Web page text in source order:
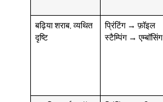
बढ़िया शराब, व्यथित
दृष्टि
प्रिंटिंग → फ़ॉइल
स्टैम्पिंग → एम्बॉसिंग